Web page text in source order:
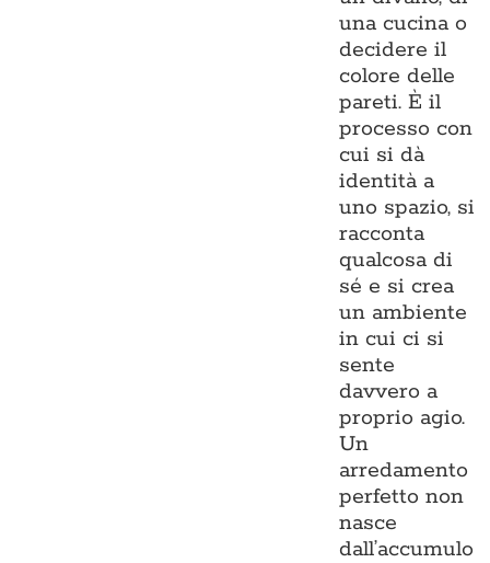
una cucina o
decidere il
colore delle
pareti. È il
processo con
cui si dà
identità a
uno spazio, si
racconta
qualcosa di
sé e si crea
un ambiente
in cui ci si
sente
davvero a
proprio agio.
Un
arredamento
perfetto non
nasce
dall’accumulo